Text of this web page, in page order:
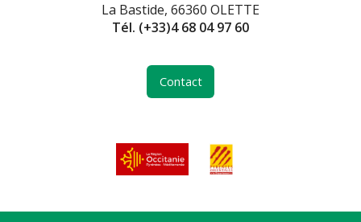
La Bastide, 66360 OLETTE
Tél. (+33)4 68 04 97 60
Contact